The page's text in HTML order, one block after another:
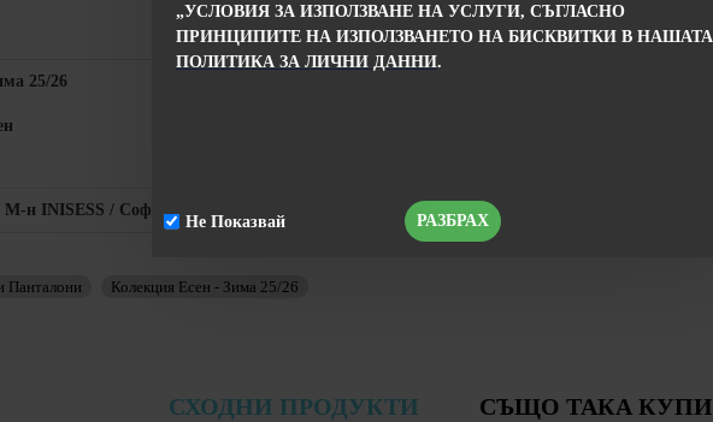
„УСЛОВИЯ ЗА ИЗПОЛЗВАНЕ НА УСЛУГИ, СЪГЛАСНО
ПРИНЦИПИТЕ НА ИЗПОЛЗВАНЕТО НА БИСКВИТКИ В НАШАТА
ПОЛИТИКА ЗА ЛИЧНИ ДАННИ.
РАЗБРАХ
Не Показвай
25/26
М-н INISESS / София, Пиротска 12 Б
Панталони Колекция Есен - Зима 25/26
СХОДНИ ПРОДУКТИ СЪЩО ТАКА КУПИ